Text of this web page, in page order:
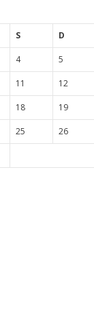
S D
4 5
11 12
18 19
25 26